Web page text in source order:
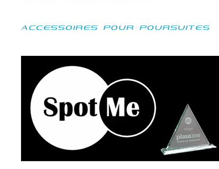
ACCESSOIRES POUR POURSUITES